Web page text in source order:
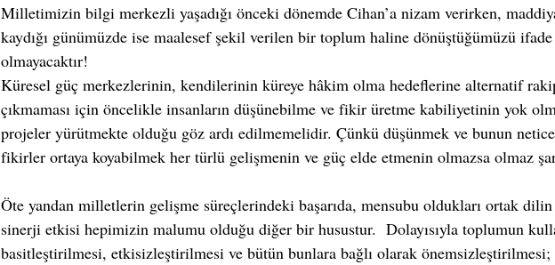
Milletimizin bilgi merkezli yaşadığı önceki dönemde Cihan’a nizam verirken,
kaydığı günümüzde ise maalesef şekil verilen bir toplum haline dönüştüğümüzü ifade
olmayacaktır!
Küresel güç merkezlerinin, kendilerinin küreye hâkim olma hedeflerine alternatif
çıkmaması için öncelikle insanların düşünebilme ve fikir üretme kabiliyetinin yok
projeler yürütmekte olduğu göz ardı edilmemelidir. Çünkü düşünmek ve bunun
fikirler ortaya koyabilmek her türlü gelişmenin ve güç elde etmenin olmazsa olmaz
Öte yandan milletlerin gelişme süreçlerindeki başarıda, mensubu oldukları ortak
sinerji etkisi hepimizin malumu olduğu diğer bir husustur.  Dolayısıyla toplumun
basitleştirilmesi, etkisizleştirilmesi ve bütün bunlara bağlı olarak önemsizleştirilmesi;